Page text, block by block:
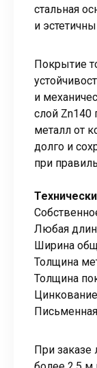
стальная
и
Покрытие
и
слой Zn140
металл от
долго и
при
Любая
Ширина
Толщина
Толщина
При заказе